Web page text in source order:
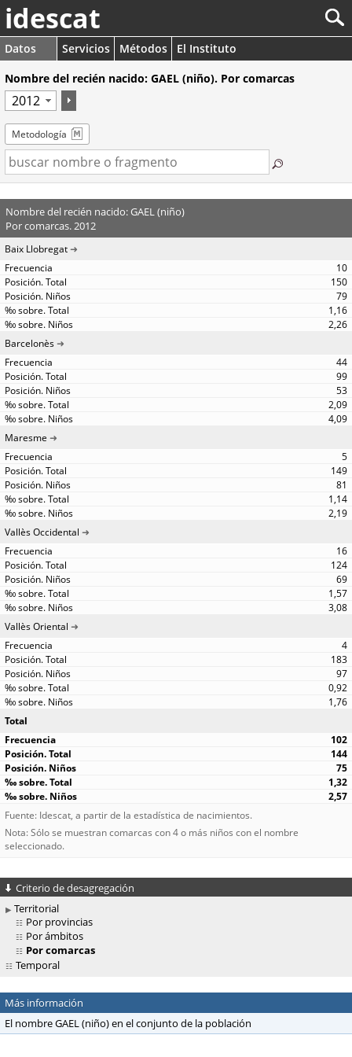
idescat
Datos Servicios Métodos
El Instituto
Nombre del recién nacido: GAEL (niño). Por comarcas
Metodología
Nombre del recién nacido: GAEL (niño)
Por comarcas. 2012
Baix Llobregat
10
150
79
1,16
2,26
Barcelonès
44
99
53
2,09
4,09
Maresme
5
149
81
1,14
2,19
Vallès Occidental
16
124
69
1,57
3,08
Vallès Oriental
4
183
97
0,92
1,76
Total
102
144
75
1,32
2,57
Fuente: Idescat, a partir de la estadística de nacimientos.
Nota: Sólo se muestran comarcas con 4 o más niños con el nombre
seleccionado.
Criterio de desagregación
Territorial
Por provincias
Por ámbitos
Por comarcas
Temporal
Más información
El nombre GAEL (niño) en el conjunto de la población